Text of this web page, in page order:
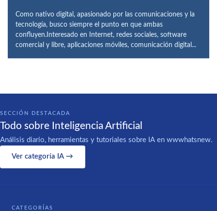
Como nativo digital, apasionado por las comunicaciones y la
tecnología, busco siempre el punto en que ambas
confluyen.Interesado en Internet, redes sociales, software
comercial y libre, aplicaciones móviles, comunicación digital...
SECCIÓN DESTACADA
Todo sobre Inteligencia Artificial
Análisis diario, herramientas y tutoriales sobre IA en wwwhatsnew.
Ver categoría IA →
CATEGORÍAS